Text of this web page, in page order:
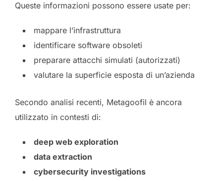
Queste informazioni possono essere usate per:
mappare l’infrastruttura
identificare software obsoleti
preparare attacchi simulati (autorizzati)
valutare la superficie esposta di un’azienda
Secondo analisi recenti, Metagoofil è ancora
utilizzato in contesti di:
deep web exploration
data extraction
cybersecurity investigations